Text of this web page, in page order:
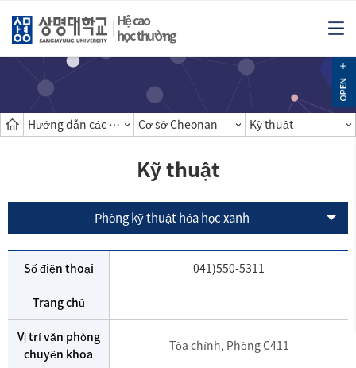
Hệ cao
học thường
Hướng dẫn các khoa Cơ sở Cheonan Kỹ thuật
Kỹ thuật
Phòng kỹ thuật hóa học xanh
Số điện thoại 041)550-5311
Trang chủ
Vị trí văn phòng
chuyên khoa
Tòa chính, Phòng C411